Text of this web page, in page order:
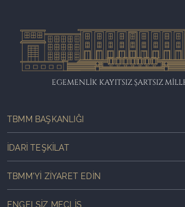
EGEMENLİK KAYITSIZ ŞARTSIZ
TBMM BAŞKANLIĞI
İDARI TEŞKILAT
TBMM'YI ZIYARET EDIN
ENGELSIZ MECLIS